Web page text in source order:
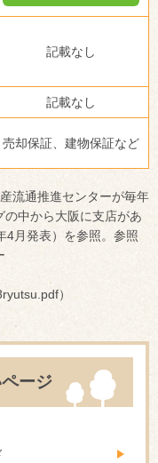
記載なし
記載なし
売却保証、建物保証など
流通推進センターが毎年
中から大阪に支店があ
4月発表）を参照。参照
）
ージ